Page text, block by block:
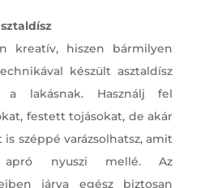
kreatív, hiszen bármilyen
készült asztaldísz
lakásnak. Használj fel
festett tojásokat, de akár
széppé varázsolhatsz, amit
apró nyuszi mellé. Az
járva egész biztosan